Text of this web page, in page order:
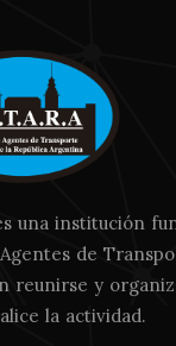
una institución
de
reunirse y
la actividad.